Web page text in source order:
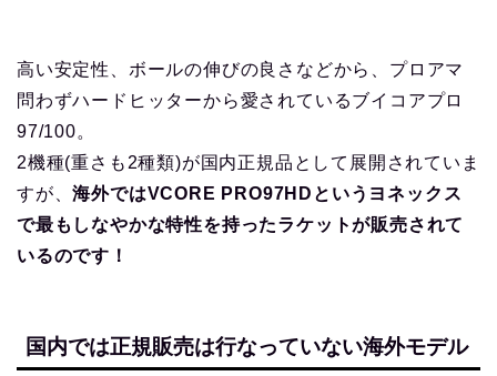
高い安定性、ボールの伸びの良さなどから、プロアマ
問わずハードヒッターから愛されているブイコアプロ
97/100。
2機種(重さも2種類)が国内正規品として展開されていま
すが、海外ではVCORE PRO97HDというヨネックス
で最もしなやかな特性を持ったラケットが販売されて
いるのです！
国内では正規販売は行なっていない海外モデル